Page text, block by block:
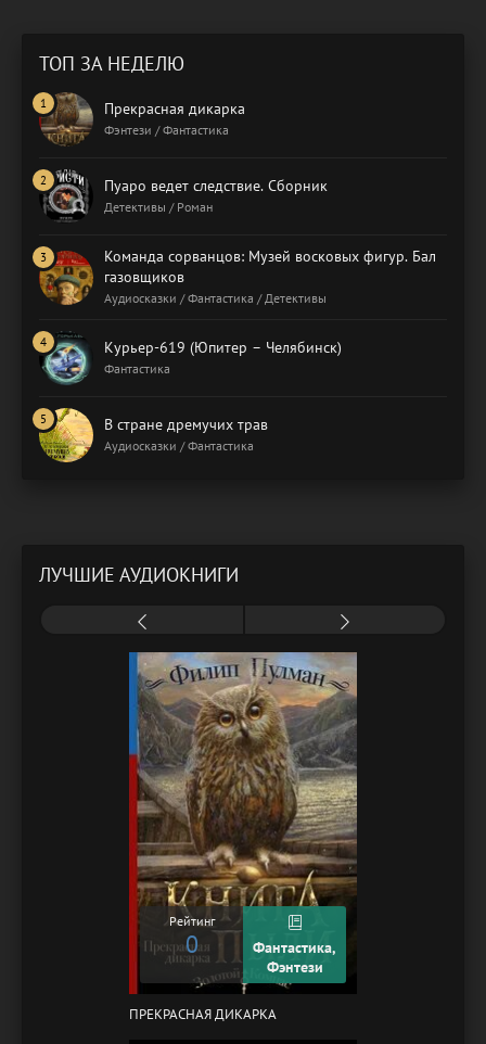
ТОП ЗА НЕДЕЛЮ
Прекрасная дикарка
Фэнтези / Фантастика
Пуаро ведет следствие. Сборник
Детективы / Роман
Команда сорванцов: Музей восковых фигур. Бал
газовщиков
Аудиосказки / Фантастика / Детективы
Курьер-619 (Юпитер – Челябинск)
Фантастика
В стране дремучих трав
Аудиосказки / Фантастика
ЛУЧШИЕ АУДИОКНИГИ
Рейтинг
0
Фантастика,
Фэнтези
ПРЕКРАСНАЯ ДИКАРКА